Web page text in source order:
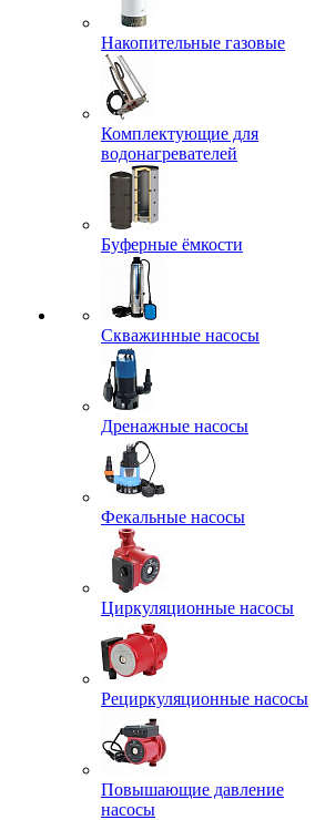
Накопительные газовые
Комплектующие для
водонагревателей
Буферные ёмкости
Скважинные насосы
Дренажные насосы
Фекальные насосы
Циркуляционные насосы
Рециркуляционные насосы
Повышающие давление
насосы